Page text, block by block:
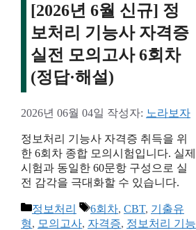
[2026년 6월 신규] 정
보처리 기능사 자격증
실전 모의고사 6회차
(정답·해설)
2026년 06월 04일 작성자: 노라보자
정보처리 기능사 자격증 취득을 위
한 6회차 종합 모의시험입니다. 실제
시험과 동일한 60문항 구성으로 실
전 감각을 극대화할 수 있습니다.
카
테
정보처리
태
그
6회차, CBT, 기출유
형, 모의고사, 자격증, 정보처리 기능